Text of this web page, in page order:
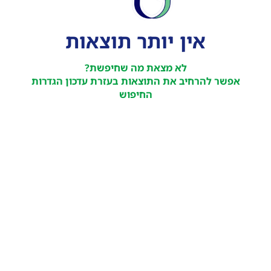
אין יותר תוצאות
לא מצאת מה שחיפשת?
אפשר להרחיב את התוצאות בעזרת עדכון הגדרות
החיפוש